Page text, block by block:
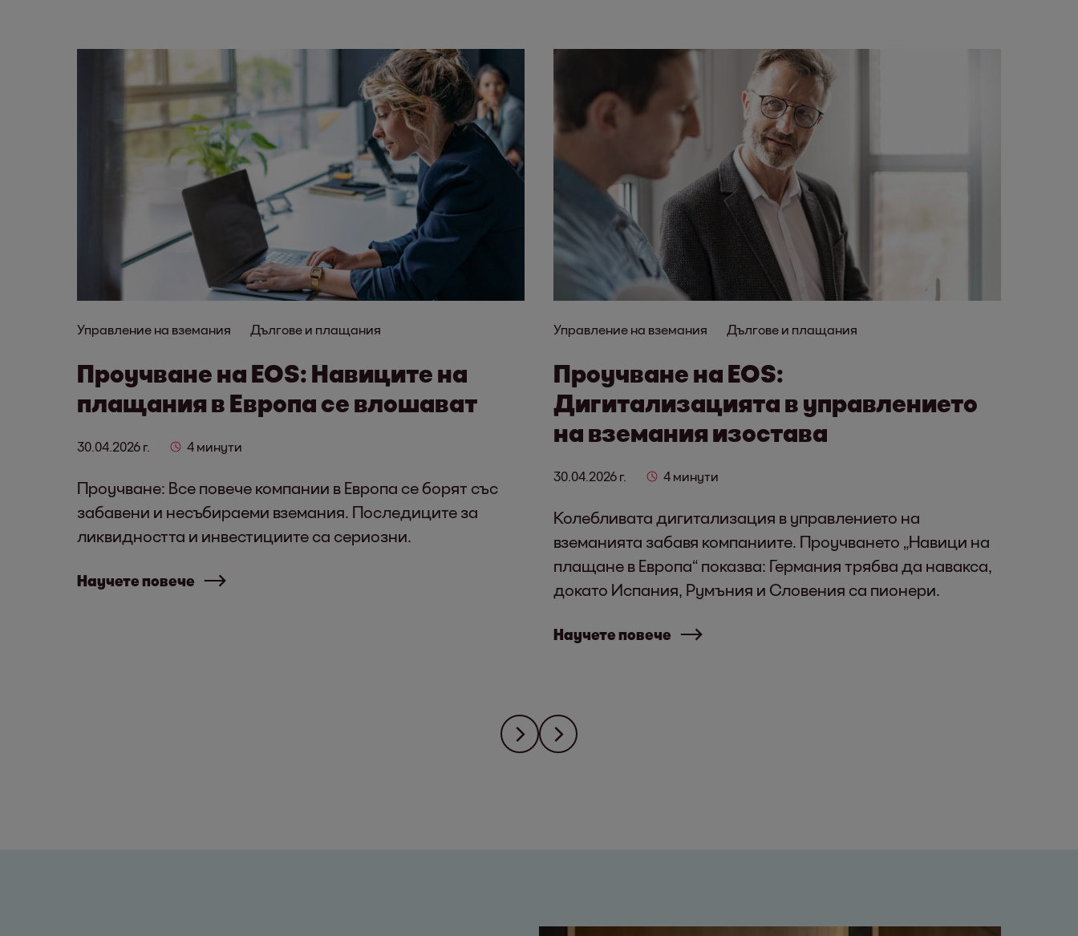
Управление на вземания Дългове и плащания
Проучване на EOS: Навиците на
плащания в Европа се влошават
30.04.2026 г. 4 минути
Проучване: Все повече компании в Европа се борят със
забавени и несъбираеми вземания. Последиците за
ликвидността и инвестициите са сериозни.
Научете повече
Управление на вземания Дългове и плащания
Проучване на EOS:
Дигитализацията в управлението
на вземания изостава
30.04.2026 г. 4 минути
Колебливата дигитализация в управлението на
вземанията забавя компаниите. Проучването „Навици на
плащане в Европа“ показва: Германия трябва да навакса,
докато Испания, Румъния и Словения са пионери.
Научете повече